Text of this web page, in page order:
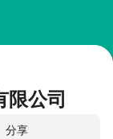
限公司
分享